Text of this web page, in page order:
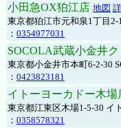
小田急OX狛江店 地図
東京都狛江市元和泉1丁目
： 0354977031
SOCOLA武蔵小金井
東京都小金井市本町6-2-30
： 0423823181
イトーヨーカドー木場
東京都江東区木場1-5-30 イ
： 0358578321